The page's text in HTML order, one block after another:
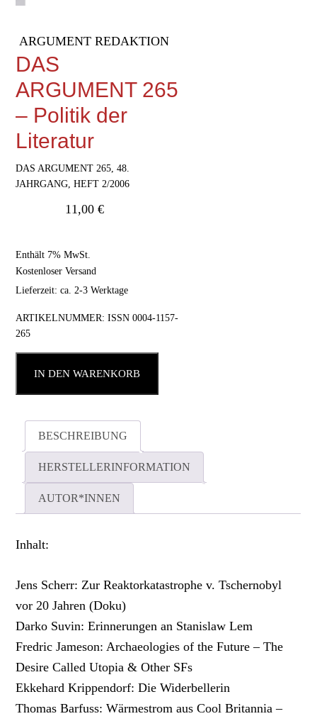
ARGUMENT REDAKTION
DAS
ARGUMENT 265
– Politik der
Literatur
DAS ARGUMENT 265, 48.
JAHRGANG, HEFT 2/2006
11,00€
Enthält 7% MwSt.
Kostenloser Versand
Lieferzeit: ca. 2-3 Werktage
ARTIKELNUMMER:ISSN 0004-1157-
265
IN DEN WARENKORB
BESCHREIBUNG
HERSTELLERINFORMATION
AUTOR*INNEN
Inhalt:
Jens Scherr: Zur Reaktorkatastrophe v. Tschernobyl
vor 20 Jahren (Doku)
Darko Suvin: Erinnerungen an Stanislaw Lem
Fredric Jameson: Archaeologies of the Future – The
Desire Called Utopia & Other SFs
Ekkehard Krippendorf: Die Widerbellerin
Thomas Barfuss: Wärmestrom aus Cool Britannia –